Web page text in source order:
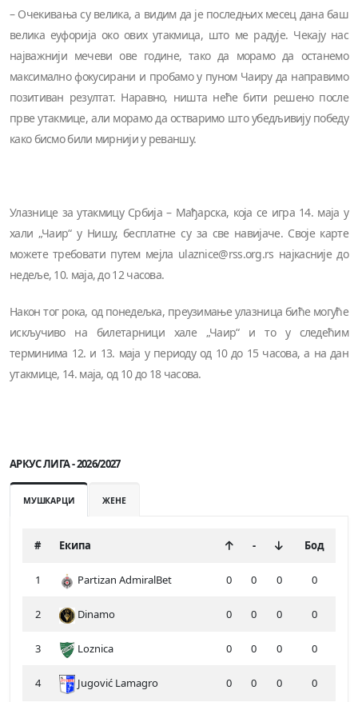
– Очекивања су велика, а видим да је последњих месец дана баш
велика еуфорија око ових утакмица, што ме радује. Чекају нас
најважнији мечеви ове године, тако да морамо да останемо
максимално фокусирани и пробамо у пуном Чаиру да направимо
позитиван резултат. Наравно, ништа неће бити решено после
прве утакмице, али морамо да остваримо што убедљивију победу
како бисмо били мирнији у реваншу.
Улазнице за утакмицу Србија – Мађарска, која се игра 14. маја у
хали „Чаир“ у Нишу, бесплатне су за све навијаче. Своје карте
можете требовати путем мејла ulaznice@rss.org.rs најкасније до
недеље, 10. маја, до 12 часова.
Након тог рока, од понедељка, преузимање улазница биће могуће
искључиво на билетарници хале „Чаир“ и то у следећим
терминима 12. и 13. маја у периоду од 10 до 15 часова, а на дан
утакмице, 14. маја, од 10 до 18 часова.
АРКУС ЛИГА - 2026/2027
МУШКАРЦИ ЖЕНЕ
# Екипа - Бод
1 Partizan AdmiralBet 0 0 0 0
2 Dinamo 0 0 0 0
3 Loznica 0 0 0 0
4 Jugović Lamagro 0 0 0 0